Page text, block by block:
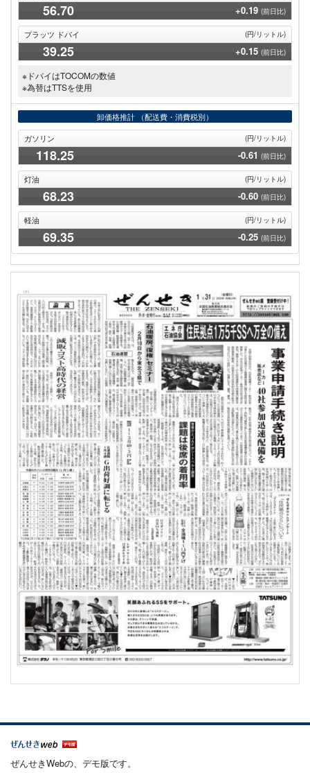
56.70 +0.19 (前日比)
プラッツ ドバイ (円/リットル)
39.25 +0.15 (前日比)
※ドバイはTOCOMの数値
※為替はTTSを使用
卸価格推計
（配送費・消費税別）
ガソリン
(円/リットル)
118.25 -0.61 (前日比)
灯油 (円/リットル)
68.23 -0.60 (前日比)
軽油 (円/リットル)
69.35 -0.25 (前日比)
ぜんせきWebの、デモ版です。